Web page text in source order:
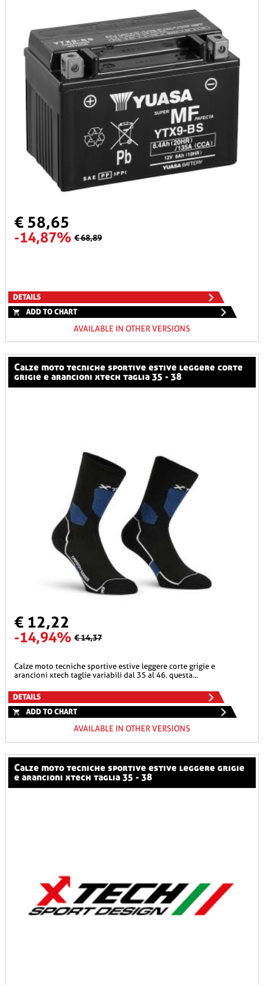
€ 58,65
-14,87% € 68,89
DETAILS
ADD TO CHART
AVAILABLE IN OTHER VERSIONS
calze moto tecniche sportive estive leggere corte
grigie e arancioni xtech taglia 35 - 38
€ 12,22
-14,94% € 14,37
calze moto tecniche sportive estive leggere corte grigie e
arancioni xtech taglie variabili dal 35 al 46. questa...
DETAILS
ADD TO CHART
AVAILABLE IN OTHER VERSIONS
calze moto tecniche sportive estive leggere grigie
e arancioni xtech taglia 35 - 38